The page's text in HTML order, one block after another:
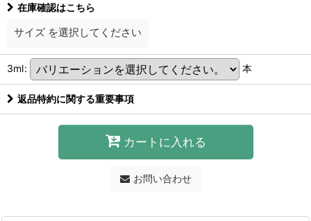
在庫確認はこちら
サイズ を選択してください
3ml: 本
返品特約に関する重要事項
カートに入れる
お問い合わせ